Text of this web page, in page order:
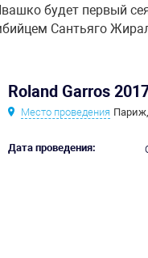
будет первый
Сантьяго
Roland Garros
Место проведения
Дата проведения: